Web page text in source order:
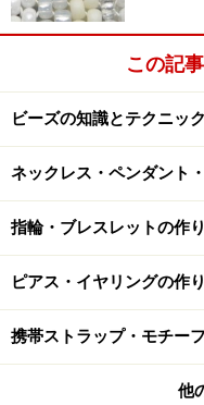
この記
ビーズの知識とテクニック
ネックレス・ペンダント
指輪・ブレスレットの作
ピアス・イヤリングの作
携帯ストラップ・モチー
他